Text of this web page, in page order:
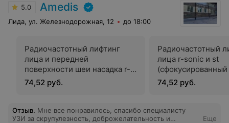
5.0 Amedis
Лида, ул. Железнодорожная, 12 до 18:00
Радиочастотный лифтинг
лица и передней
поверхности шеи насадка r-
sonic
74,52 руб.
Радиочастотный
лица r-sonic и st
74,52 руб.
Отзыв. Мне все понравилось, спасибо специалисту
УЗИ за скрупулезность, доброжелательность и
Еще